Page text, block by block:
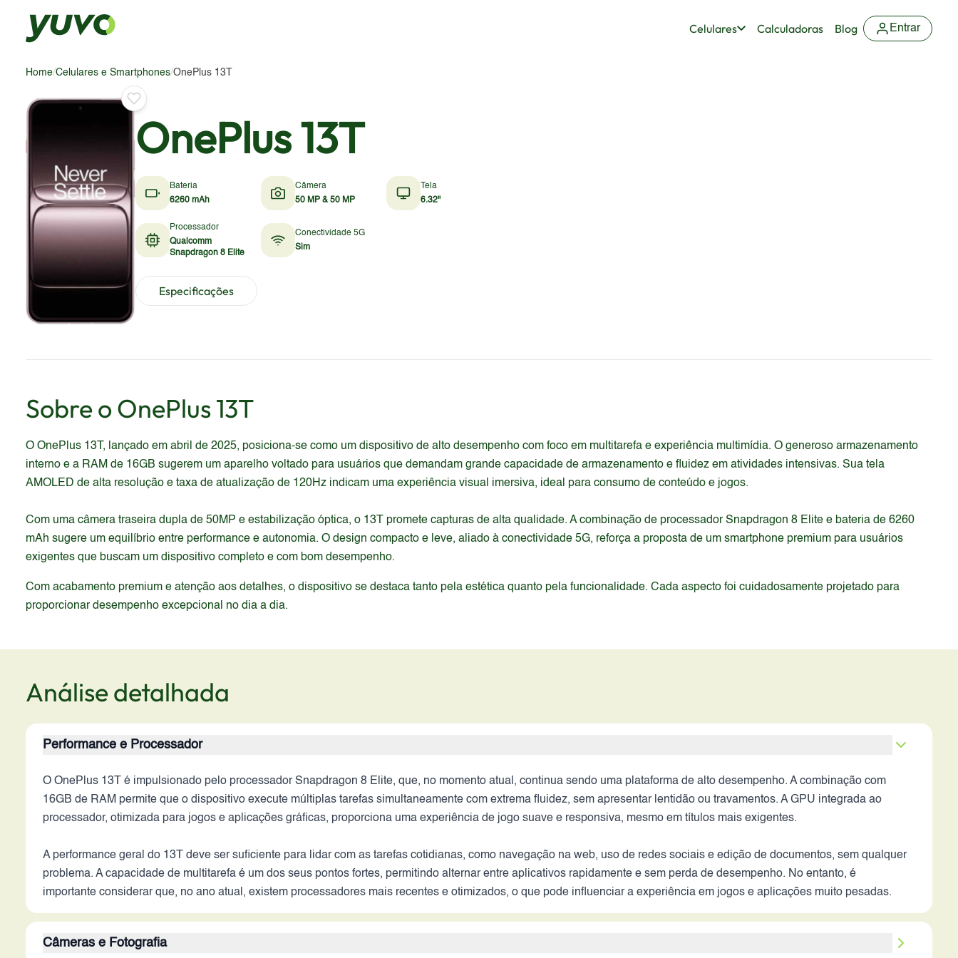
Celulares Calculadoras Blog Entrar
Home/Celulares e Smartphones/OnePlus 13T
OnePlus 13T
Bateria
6260 mAh
Câmera
50 MP & 50 MP
Tela
6.32"
Processador
Qualcomm
Snapdragon 8 Elite
Conectividade 5G
Sim
Especificações
Sobre o OnePlus 13T
O OnePlus 13T, lançado em abril de 2025, posiciona-se como um dispositivo de alto desempenho com foco em multitarefa e experiência multimídia. O generoso armazenamento
interno e a RAM de 16GB sugerem um aparelho voltado para usuários que demandam grande capacidade de armazenamento e fluidez em atividades intensivas. Sua tela
AMOLED de alta resolução e taxa de atualização de 120Hz indicam uma experiência visual imersiva, ideal para consumo de conteúdo e jogos.
Com uma câmera traseira dupla de 50MP e estabilização óptica, o 13T promete capturas de alta qualidade. A combinação de processador Snapdragon 8 Elite e bateria de 6260
mAh sugere um equilíbrio entre performance e autonomia. O design compacto e leve, aliado à conectividade 5G, reforça a proposta de um smartphone premium para usuários
exigentes que buscam um dispositivo completo e com bom desempenho.
Com acabamento premium e atenção aos detalhes, o dispositivo se destaca tanto pela estética quanto pela funcionalidade. Cada aspecto foi cuidadosamente projetado para
proporcionar desempenho excepcional no dia a dia.
Análise detalhada
Performance e Processador
O OnePlus 13T é impulsionado pelo processador Snapdragon 8 Elite, que, no momento atual, continua sendo uma plataforma de alto desempenho. A combinação com
16GB de RAM permite que o dispositivo execute múltiplas tarefas simultaneamente com extrema fluidez, sem apresentar lentidão ou travamentos. A GPU integrada ao
processador, otimizada para jogos e aplicações gráficas, proporciona uma experiência de jogo suave e responsiva, mesmo em títulos mais exigentes.
A performance geral do 13T deve ser suficiente para lidar com as tarefas cotidianas, como navegação na web, uso de redes sociais e edição de documentos, sem qualquer
problema. A capacidade de multitarefa é um dos seus pontos fortes, permitindo alternar entre aplicativos rapidamente e sem perda de desempenho. No entanto, é
importante considerar que, no ano atual, existem processadores mais recentes e otimizados, o que pode influenciar a experiência em jogos e aplicações muito pesadas.
Câmeras e Fotografia